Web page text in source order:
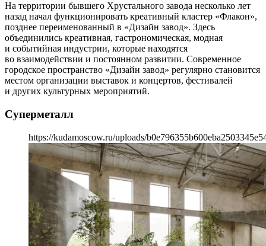
На территории бывшего Хрустального завода несколько лет
назад начал функционировать креативный кластер «Флакон»,
позднее переименованный в «Дизайн завод». Здесь
объединились креативная, гастрономическая, модная
и событийная индустрии, которые находятся
во взаимодействии и постоянном развитии. Современное
городское пространство «Дизайн завод» регулярно становится
местом организации выставок и концертов, фестивалей
и других культурных мероприятий.
Суперметалл
https://kudamoscow.ru/uploads/